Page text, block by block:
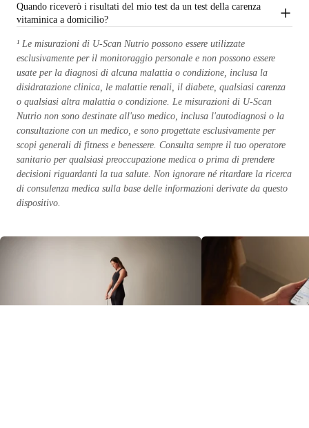
Quando riceverò i risultati del mio test da un test della carenza
vitaminica a domicilio?
¹ Le misurazioni di U-Scan Nutrio possono essere utilizzate
esclusivamente per il monitoraggio personale e non possono essere
usate per la diagnosi di alcuna malattia o condizione, inclusa la
disidratazione clinica, le malattie renali, il diabete, qualsiasi carenza
o qualsiasi altra malattia o condizione. Le misurazioni di U-Scan
Nutrio non sono destinate all'uso medico, inclusa l'autodiagnosi o la
consultazione con un medico, e sono progettate esclusivamente per
scopi generali di fitness e benessere. Consulta sempre il tuo operatore
sanitario per qualsiasi preoccupazione medica o prima di prendere
decisioni riguardanti la tua salute. Non ignorare né ritardare la ricerca
di consulenza medica sulla base delle informazioni derivate da questo
dispositivo.